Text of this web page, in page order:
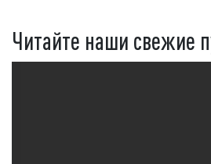
Читайте наши свежие